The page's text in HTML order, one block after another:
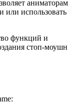
аниматорам
или использовать
функций и
стоп-моушн